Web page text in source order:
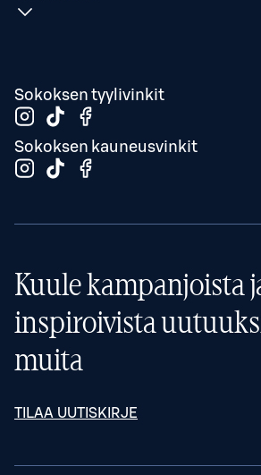
Sokoksen tyylivinkit
Sokoksen kauneusvinkit
Kuule kampanjoista
inspiroivista
muita
TILAA UUTISKIRJE